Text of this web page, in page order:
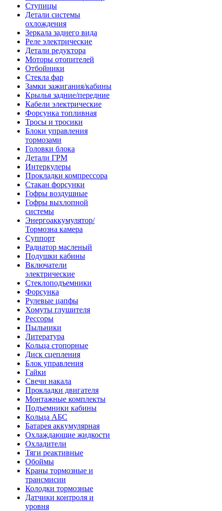
Ступицы
Детали системы
охлождения
Зеркала заднего вида
Реле электрические
Детали редуктора
Моторы отопителей
Отбойники
Стекла фар
Замки зажигания/кабины
Крылья задние/передние
Кабели электрические
Форсунка топливная
Тросы и тросики
Блоки управления
тормозами
Головки блока
Детали ГРМ
Интеркулеры
Прокладки компрессора
Стакан форсунки
Гофры воздушные
Гофры выхлопной
системы
Энергоаккумулятор/
Тормозна камера
Суппорт
Радиатор масленый
Подушки кабины
Включатели
электрические
Стеклоподъемники
Форсунка
Рулевые цапфы
Хомуты глушителя
Рессоры
Пыльники
Литература
Кольца стопорные
Диск сцепления
Блок управления
Гайки
Свечи накала
Прокладки двигателя
Монтажные комплекты
Подъемники кабины
Кольца АБС
Батарея аккумулярная
Охлаждающие жидкости
Охладители
Тяги реактивные
Обоймы
Краны тормозные и
трансмисии
Колодки тормозные
Датчики контроля и
уровня